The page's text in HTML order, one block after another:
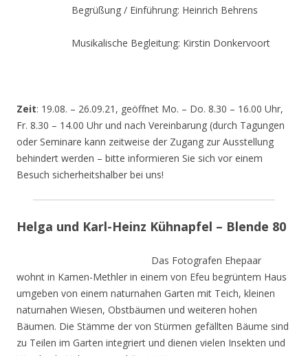
Begrüßung / Einführung: Heinrich Behrens
Musikalische Begleitung: Kirstin Donkervoort
Zeit: 19.08. – 26.09.21, geöffnet Mo. – Do. 8.30 – 16.00 Uhr,
Fr. 8.30 – 14.00 Uhr und nach Vereinbarung (durch Tagungen
oder Seminare kann zeitweise der Zugang zur Ausstellung
behindert werden – bitte informieren Sie sich vor einem
Besuch sicherheitshalber bei uns!
Helga und Karl-Heinz Kühnapfel – Blende 80
Das Fotografen Ehepaar
wohnt in Kamen-Methler in einem von Efeu begrüntem Haus
umgeben von einem naturnahen Garten mit Teich, kleinen
naturnahen Wiesen, Obstbäumen und weiteren hohen
Bäumen. Die Stämme der von Stürmen gefällten Bäume sind
zu Teilen im Garten integriert und dienen vielen Insekten und